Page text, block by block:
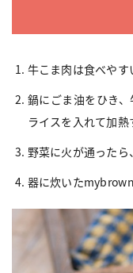
牛こま肉は食べやす
鍋にごま油をひき
ライスを入れて加熱
野菜に火が通ったら
器に炊いた